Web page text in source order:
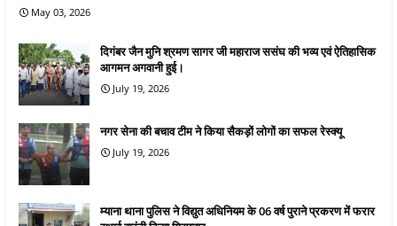
May 03, 2026
दिगंबर जैन मुनि श्रमण सागर जी महाराज ससंघ की भव्य एवं ऐतिहासिक
आगमन अगवानी हुई।
July 19, 2026
नगर सेना की बचाव टीम ने किया सैकड़ों लोगों का सफल रेस्क्यू
July 19, 2026
म्याना थाना पुलिस ने विद्युत अधिनियम के 06 वर्ष पुराने प्रकरण में फरार